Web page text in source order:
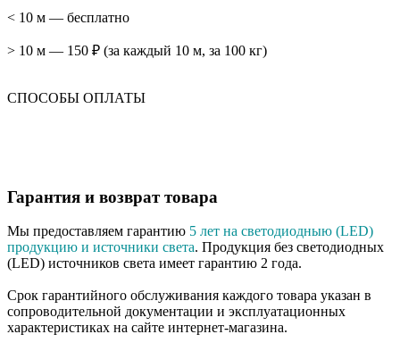
< 10 м — бесплатно
> 10 м — 150 ₽ (за каждый 10 м, за 100 кг)
СПОСОБЫ ОПЛАТЫ
Гарантия и возврат товара
Мы предоставляем гарантию 5 лет на светодиодныю (LED)
продукцию и источники света. Продукция без светодиодных
(LED) источников света имеет гарантию 2 года.
Срок гарантийного обслуживания каждого товара указан в
сопроводительной документации и эксплуатационных
характеристиках на сайте интернет-магазина.